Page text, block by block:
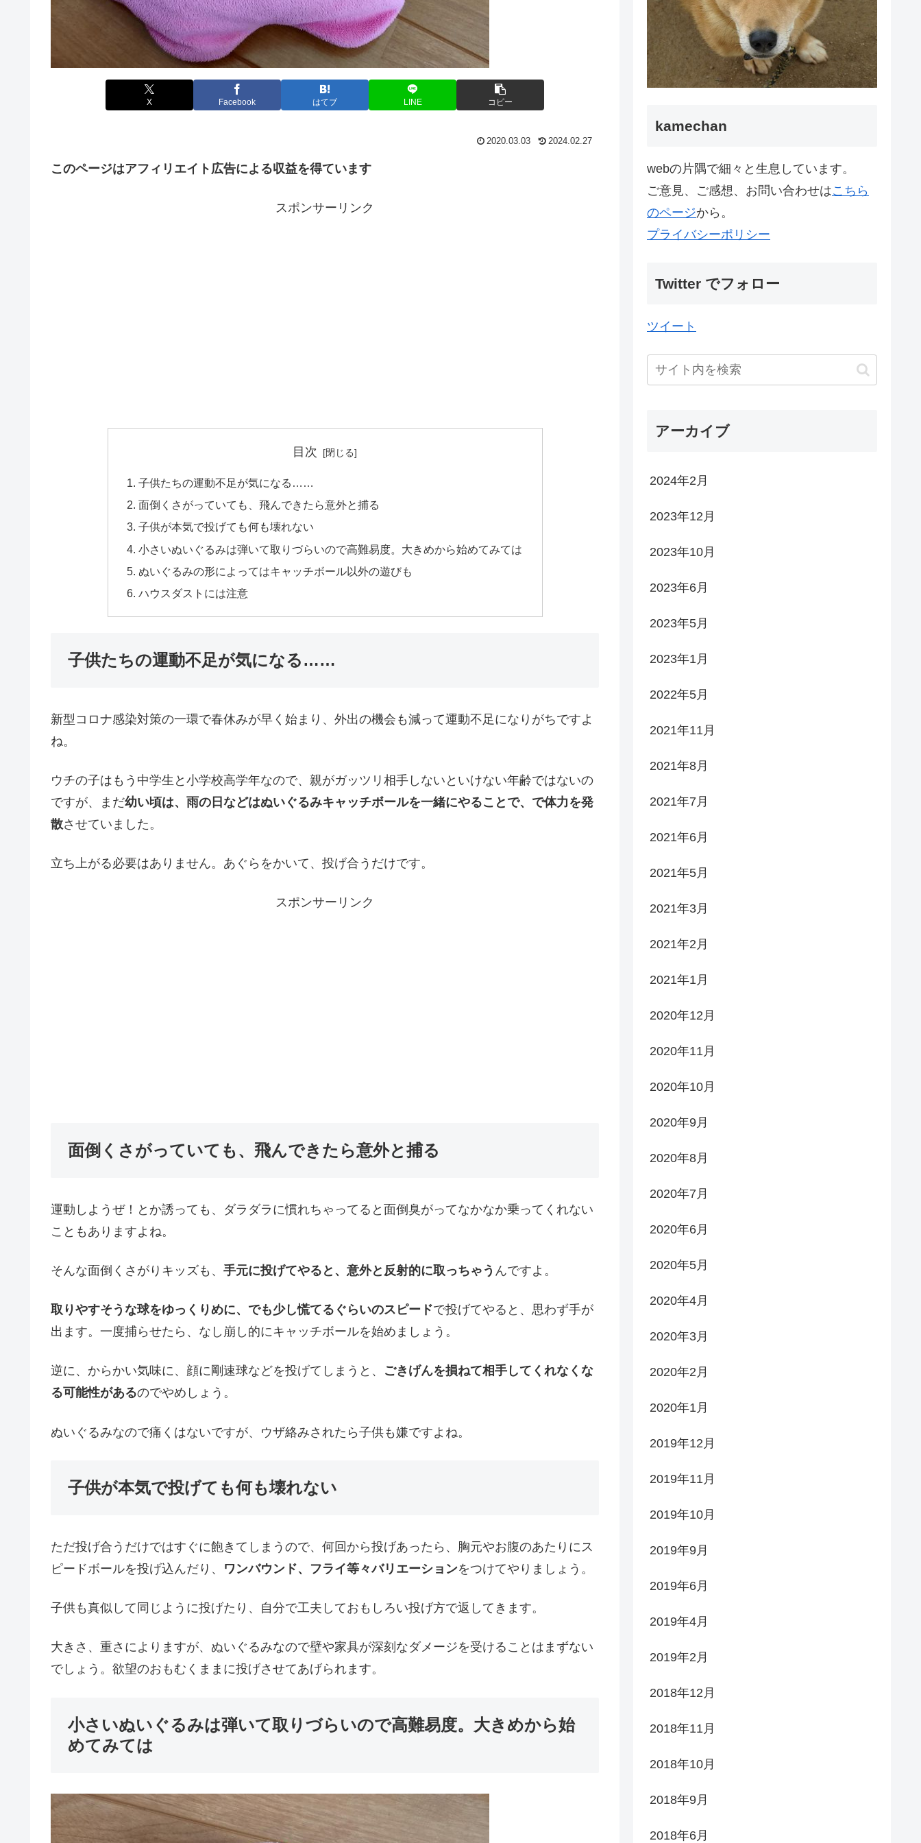
X Facebook はてブ LINE コピー
2020.03.03 2024.02.27
このページはアフィリエイト広告による収益を得ています
スポンサーリンク
目次
子供たちの運動不足が気になる……
面倒くさがっていても、飛んできたら意外と捕る
子供が本気で投げても何も壊れない
小さいぬいぐるみは弾いて取りづらいので高難易度。大きめから始めてみては
ぬいぐるみの形によってはキャッチボール以外の遊びも
ハウスダストには注意
子供たちの運動不足が気になる……
新型コロナ感染対策の一環で春休みが早く始まり、外出の機会も減って運動不足になりがちですよ
ね。
ウチの子はもう中学生と小学校高学年なので、親がガッツリ相手しないといけない年齢ではないの
ですが、まだ幼い頃は、雨の日などはぬいぐるみキャッチボールを一緒にやることで、で体力を発
散させていました。
立ち上がる必要はありません。あぐらをかいて、投げ合うだけです。
スポンサーリンク
面倒くさがっていても、飛んできたら意外と捕る
運動しようぜ！とか誘っても、ダラダラに慣れちゃってると面倒臭がってなかなか乗ってくれない
こともありますよね。
そんな面倒くさがりキッズも、 手元に投げてやると、意外と反射的に取っちゃう んですよ。
取りやすそうな球をゆっくりめに、でも少し慌てるぐらいのスピードで投げてやると、思わず手が
出ます。一度捕らせたら、なし崩し的にキャッチボールを始めましょう。
逆に、からかい気味に、顔に剛速球などを投げてしまうと、 ごきげんを損ねて相手してくれなくな
る可能性があるのでやめしょう。
ぬいぐるみなので痛くはないですが、ウザ絡みされたら子供も嫌ですよね。
子供が本気で投げても何も壊れない
ただ投げ合うだけではすぐに飽きてしまうので、何回から投げあったら、胸元やお腹のあたりにス
ピードボールを投げ込んだり、 ワンバウンド、フライ等々バリエーションをつけてやりましょう。
子供も真似して同じように投げたり、自分で工夫しておもしろい投げ方で返してきます。
大きさ、重さによりますが、ぬいぐるみなので壁や家具が深刻なダメージを受けることはまずない
でしょう。欲望のおもむくままに投げさせてあげられます。
小さいぬいぐるみは弾いて取りづらいので高難易度。大きめから始
めてみては
kamechan
webの片隅で細々と生息しています。
ご意見、ご感想、お問い合わせはこちら
のページから。
プライバシーポリシー
Twitter でフォロー
ツイート
アーカイブ
2024年2月
2023年12月
2023年10月
2023年6月
2023年5月
2023年1月
2022年5月
2021年11月
2021年8月
2021年7月
2021年6月
2021年5月
2021年3月
2021年2月
2021年1月
2020年12月
2020年11月
2020年10月
2020年9月
2020年8月
2020年7月
2020年6月
2020年5月
2020年4月
2020年3月
2020年2月
2020年1月
2019年12月
2019年11月
2019年10月
2019年9月
2019年6月
2019年4月
2019年2月
2018年12月
2018年11月
2018年10月
2018年9月
2018年6月